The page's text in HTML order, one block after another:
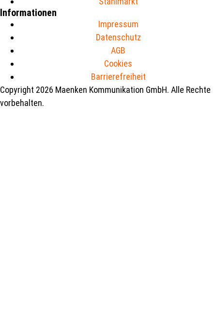
Informationen
Impressum
Datenschutz
AGB
Cookies
Barrierefreiheit
Copyright 2026 Maenken Kommunikation GmbH. Alle Rechte
vorbehalten.